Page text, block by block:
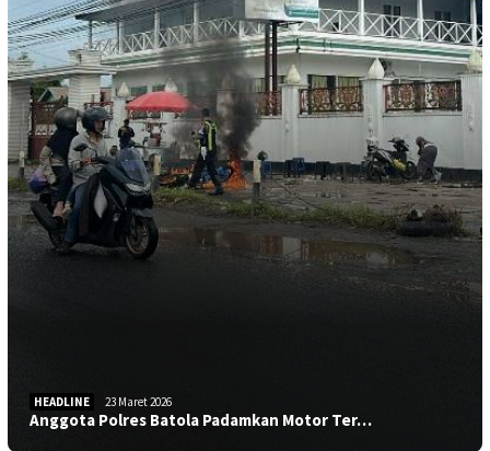
HEADLINE 23 Maret 2026
Anggota Polres Batola Padamkan Motor Ter…